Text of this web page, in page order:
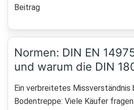
Beitrag
Normen: DIN EN
und warum die DIN
Ein verbreitetes Missverständnis
Bodentreppe: Viele Käufer